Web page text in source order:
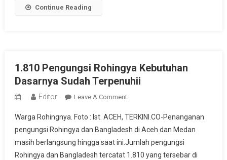
Continue Reading
1.810 Pengungsi Rohingya Kebutuhan
Dasarnya Sudah Terpenuhii
Editor Leave A CommentOn
Pengungsi
Rohingya
Kebutuhan
Dasarnya
Warga Rohingnya. Foto : Ist. ACEH, TERKINI.CO-Penanganan
pengungsi Rohingya dan Bangladesh di Aceh dan Medan
masih berlangsung hingga saat ini.Jumlah pengungsi
Rohingya dan Bangladesh tercatat 1.810 yang tersebar di